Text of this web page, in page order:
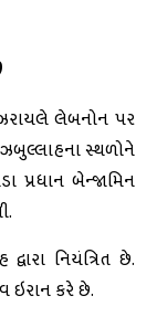
લેબનોન પર
સ્થળોને
પ્રધાન બેન્જામિન
નિયંત્રિત છે.
ઇરાન કરે છે.